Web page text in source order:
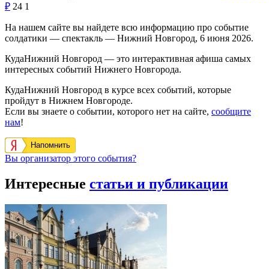
₽ 24 1
На нашем сайте вы найдете всю информацию про событие
солдатики — спектакль — Нижний Новгород, 6 июня 2026.
КудаНижний Новгород — это интерактивная афиша самых
интересных событий Нижнего Новгорода.
КудаНижний Новгород в курсе всех событий, которые
пройдут в Нижнем Новгороде.
Если вы знаете о событии, которого нет на сайте, сообщите
нам!
Напомнить
Вы организатор этого события?
Интересные статьи и публикации